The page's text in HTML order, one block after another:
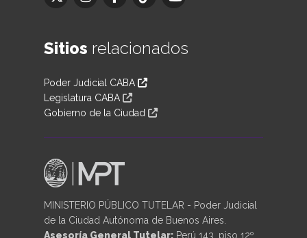
Sitios relacionados
Poder Judicial CABA
Legislatura CABA
Gobierno de la Ciudad
MINISTERIO PÚBLICO TUTELAR - Poder Judicial
de la Ciudad Autónoma de Buenos Aires.
Asesoría General Tutelar: Perú 143, piso 12º